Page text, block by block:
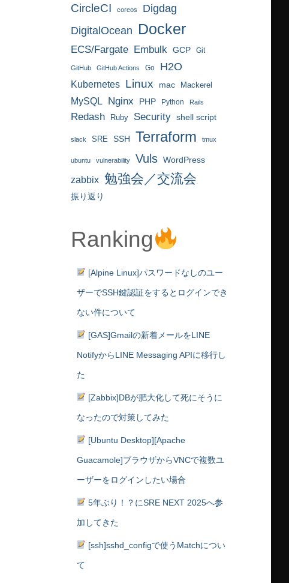
CircleCI coreos
Digdag
DigitalOcean Docker
ECS/Fargate Embulk GCP Git
GitHub GitHub Actions Go H2O
Kubernetes Linux mac Mackerel
MySQL Nginx PHP Python Rails
Redash Ruby Security shell script
slack SRE SSH Terraform tmux
ubuntu vulnerability Vuls WordPress
zabbix 勉強会／交流会
振り返り
Ranking
[Alpine Linux]パスワードなしのユー
ザーでSSH鍵認証をするとログインでき
ない件について
[GAS]Gmailの新着メールをLINE
NotifyからLINE Messaging APIに移行し
た
[Zabbix]DBが肥大化して死にそうに
なったので対策してみた
[Ubuntu Desktop][Apache
Guacamole]ブラウザからVNCで複数ユ
ーザーをログインしたい場合
5年ぶり！？にSRE NEXT 2025へ参
加してきた
[ssh]sshd_configで使うMatchについ
て